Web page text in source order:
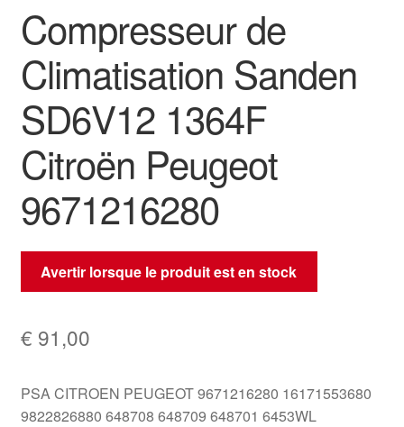
Compresseur de
Climatisation Sanden
SD6V12 1364F
Citroën Peugeot
9671216280
Avertir lorsque le produit est en stock
€ 91,00
PSA CITROEN PEUGEOT 9671216280 16171553680
9822826880 648708 648709 648701 6453WL